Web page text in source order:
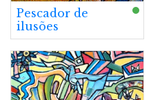
Pescador de
ilusões